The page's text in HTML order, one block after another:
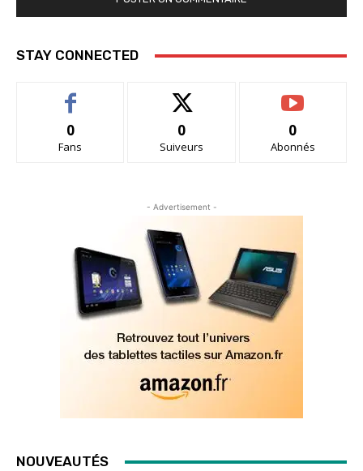
STAY CONNECTED
0
Fans
0
Suiveurs
0
Abonnés
- Advertisement -
NOUVEAUTÉS